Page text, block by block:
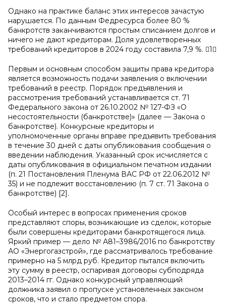
Однако на практике баланс этих интересов зачастую
нарушается. По данным Федресурса более 80 %
банкротств заканчиваются простым списанием долгов и
ничего не дают кредиторам. Доля удовлетворенных
требований кредиторов в 2024 году составила 7,9 %. 1
Первым и основным способом защиты права кредитора
является возможность подачи заявления о включении
требований в реестр. Порядок предъявления и
рассмотрения требований устанавливается ст. 71
Федерального закона от 26.10.2002 № 127-ФЗ «О
несостоятельности (банкротстве)» (далее — Закона о
банкротстве). Конкурсные кредиторы и
уполномоченные органы вправе предъявить требования
в течение 30 дней с даты опубликования сообщения о
введении наблюдения. Указанный срок исчисляется с
даты опубликования в официальном печатном издании
(п. 21 Постановления Пленума ВАС РФ от 22.06.2012 №
35) и не подлежит восстановлению (п. 7 ст. 71 Закона о
банкротстве) [2].
Особый интерес в вопросах применения сроков
представляют споры, возникающие из сделок, которые
были совершены кредиторами банкротящегося лица.
Яркий пример — дело № А81–3986/2016 по банкротству
АО «Энергогазстрой», где рассматривалось требование
примерно на 5 млрд руб. Кредитор пытался включить
эту сумму в реестр, оспаривая договоры субподряда
2013–2014 гг. Однако конкурсный управляющий
должника заявил о пропуске установленных законом
сроков, что и стало предметом спора.